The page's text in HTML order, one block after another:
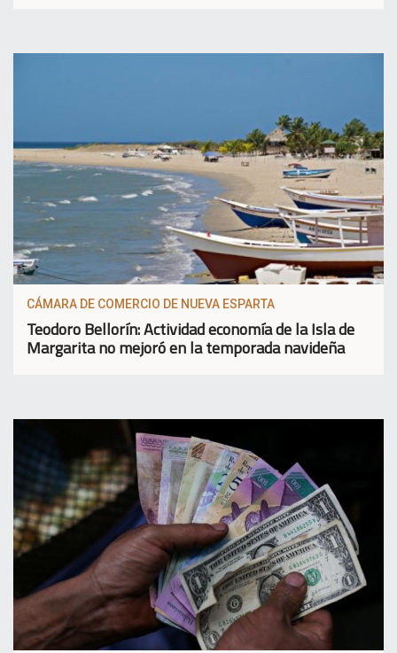
CÁMARA DE COMERCIO DE NUEVA ESPARTA
Teodoro Bellorín: Actividad economía de la Isla de
Margarita no mejoró en la temporada navideña